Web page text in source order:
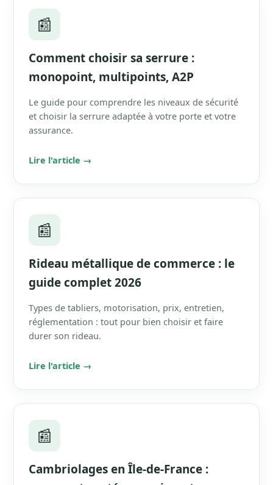
📰
Comment choisir sa serrure :
monopoint, multipoints, A2P
Le guide pour comprendre les niveaux de sécurité
et choisir la serrure adaptée à votre porte et votre
assurance.
Lire l'article →
📰
Rideau métallique de commerce : le
guide complet 2026
Types de tabliers, motorisation, prix, entretien,
réglementation : tout pour bien choisir et faire
durer son rideau.
Lire l'article →
📰
Cambriolages en Île-de-France :